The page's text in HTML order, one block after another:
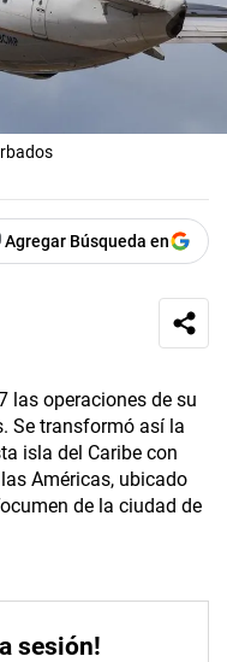
Agregar Búsqueda en
las operaciones de su
Se transformó así la
isla del Caribe con
Américas, ubicado
de la ciudad de
sesión!